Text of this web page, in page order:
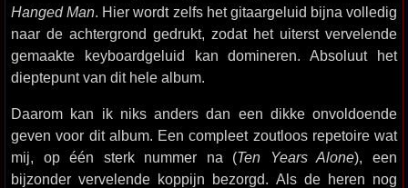
Hanged Man. Hier wordt zelfs het gitaargeluid bijna volledig
naar de achtergrond gedrukt, zodat het uiterst vervelende
gemaakte keyboardgeluid kan domineren. Absoluut het
dieptepunt van dit hele album.
Daarom kan ik niks anders dan een dikke onvoldoende
geven voor dit album. Een compleet zoutloos repetoire wat
mij, op één sterk nummer na (Ten Years Alone), een
bijzonder vervelende koppijn bezorgd. Als de heren nog